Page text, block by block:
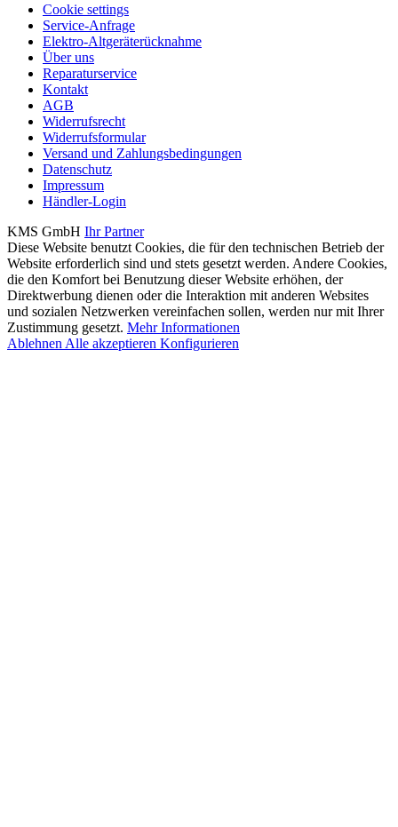
Cookie settings
Service-Anfrage
Elektro-Altgeräterücknahme
Über uns
Reparaturservice
Kontakt
AGB
Widerrufsrecht
Widerrufsformular
Versand und Zahlungsbedingungen
Datenschutz
Impressum
Händler-Login
KMS GmbH Ihr Partner
Diese Website benutzt Cookies, die für den technischen Betrieb der
Website erforderlich sind und stets gesetzt werden. Andere Cookies,
die den Komfort bei Benutzung dieser Website erhöhen, der
Direktwerbung dienen oder die Interaktion mit anderen Websites
und sozialen Netzwerken vereinfachen sollen, werden nur mit Ihrer
Zustimmung gesetzt. Mehr Informationen
Ablehnen Alle akzeptieren Konfigurieren